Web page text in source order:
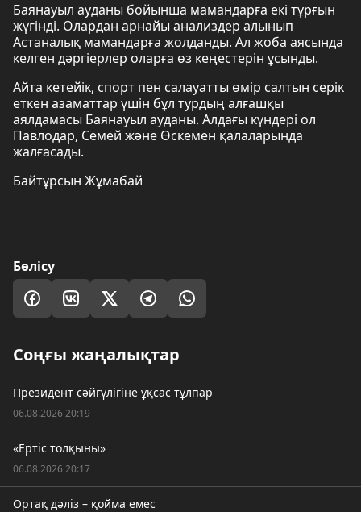
Баянауыл ауданы бойынша мамандарға екі тұрғын
жүгінді. Олардан арнайы анализдер алынып
Астаналық мамандарға жолданды. Ал жоба аясында
келген дәргіерлер оларға өз кеңестерін ұсынды.
Айта кетейік, спорт пен салауатты өмір салтын серік
еткен азаматтар үшін бұл турдың алғашқы
аялдамасы Баянауыл ауданы. Алдағы күндері ол
Павлодар, Семей және Өскемен қалаларында
жалғасады.
Байтұрсын Жұмабай
Бөлісу
Соңғы жаңалықтар
Президент сәйгүлігіне ұқсас тұлпар
06.08.2026 20:19
«Ертіс толқыны»
06.08.2026 20:17
Ортақ дәліз – қойма емес